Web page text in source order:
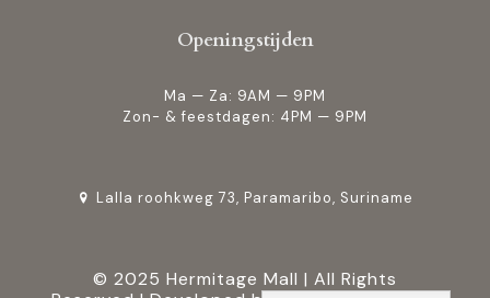
Openingstijden
Ma — Za: 9AM — 9PM
Zon- & feestdagen: 4PM — 9PM
Lalla roohkweg 73, Paramaribo, Suriname
© 2025 Hermitage Mall | All Rights